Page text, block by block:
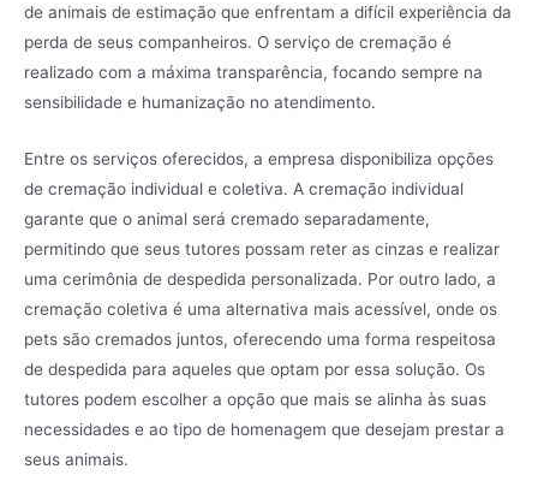
de animais de estimação que enfrentam a difícil experiência da
perda de seus companheiros. O serviço de cremação é
realizado com a máxima transparência, focando sempre na
sensibilidade e humanização no atendimento.
Entre os serviços oferecidos, a empresa disponibiliza opções
de cremação individual e coletiva. A cremação individual
garante que o animal será cremado separadamente,
permitindo que seus tutores possam reter as cinzas e realizar
uma cerimônia de despedida personalizada. Por outro lado, a
cremação coletiva é uma alternativa mais acessível, onde os
pets são cremados juntos, oferecendo uma forma respeitosa
de despedida para aqueles que optam por essa solução. Os
tutores podem escolher a opção que mais se alinha às suas
necessidades e ao tipo de homenagem que desejam prestar a
seus animais.